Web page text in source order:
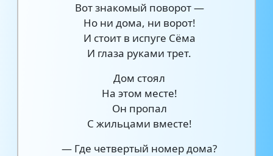
Вот знакомый поворот —
Но ни дома, ни ворот!
И стоит в испуге Сёма
И глаза руками трет.
Дом стоял
На этом месте!
Он пропал
С жильцами вместе!
— Где четвертый номер дома?